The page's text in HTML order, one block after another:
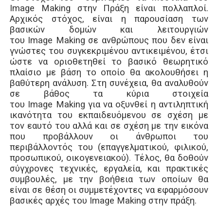
Image Making στην Πράξη είναι πολλαπλοί.
Αρχικός στόχος, είναι η παρουσίαση των
βασικών δομών και λειτουργιών
του Image Making σε ανθρώπους που δεν είναι
γνώστες του συγκεκριμένου αντικειμένου, έτσι
ώστε να οριοθετηθεί το βασικό θεωρητικό
πλαίσιο με βάση το οποίο θα ακολουθήσει η
βαθύτερη ανάλυση. Στη συνέχεια, θα αναλυθούν
σε βάθος τα κύρια στοιχεία
του Image Making για να οξυνθεί η αντιληπτική
ικανότητα του εκπαιδευόμενου σε σχέση με
τον εαυτό του αλλά και σε σχέση με την εικόνα
που προβάλλουν οι άνθρωποι του
περιβάλλοντός του (επαγγελματικού, φιλικού,
προσωπικού, οικογενειακού). Τέλος, θα δοθούν
σύγχρονες τεχνικές, εργαλεία, και πρακτικές
συμβουλές, με την βοήθεια των οποίων θα
είναι σε θέση οι συμμετέχοντες να εφαρμόσουν
βασικές αρχές του Image Making στην πράξη.